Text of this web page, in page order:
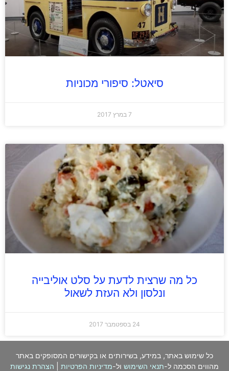
סיאטל: סיפורי מכוניות
7 במרץ 2017
כל מה שרצית לדעת על סלט אוליבייה
ונלסון ולא העזת לשאול
24 בספטמבר 2017
כל שימוש באתר, במידע, בשירותים או בקישורים המסופקים באתר
מהווים הסכמה ל-תנאי השימוש ול-מדיניות הפרטיות הצהרת נגישות